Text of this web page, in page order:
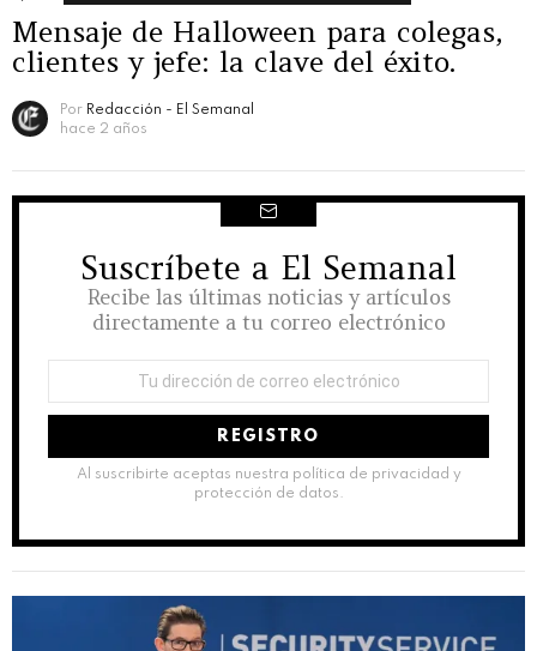
Mensaje de Halloween para colegas,
clientes y jefe: la clave del éxito.
Por Redacción - El Semanal
hace 2 años
NEWSLETTER
Suscríbete a El Semanal
Recibe las últimas noticias y artículos
directamente a tu correo electrónico
correo
Al suscribirte aceptas nuestra política de privacidad y
protección de datos.